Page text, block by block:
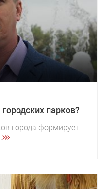
парков?
города формирует